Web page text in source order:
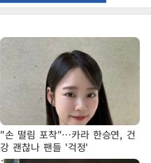
"손 떨림 포착"…카라 한승연, 건
강 괜찮나 팬들 '걱정'